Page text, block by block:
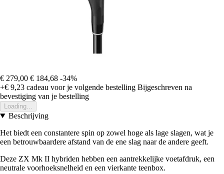
€ 279,00 € 184,68 -34%
+€ 9,23 cadeau voor je volgende bestelling Bijgeschreven na
bevestiging van je bestelling
Loading...
Beschrijving
Het biedt een constantere spin op zowel hoge als lage slagen, wat je
een betrouwbaardere afstand van de ene slag naar de andere geeft.
Deze ZX Mk II hybriden hebben een aantrekkelijke voetafdruk, een
neutrale voorhoeksnelheid en een vierkante teenbox.